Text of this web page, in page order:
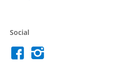
Social